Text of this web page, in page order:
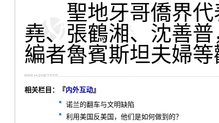
聖地牙哥僑界代
堯、張鶴湘、沈善
編者魯賓斯坦夫婦
相关栏目：『内外互动』
诺兰的翻车与文明缺陷
利用美国反美国，他们是如何做到的？